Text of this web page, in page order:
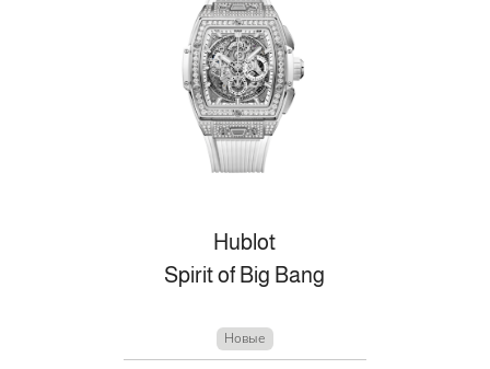
Hublot
Spirit of Big Bang
Новые